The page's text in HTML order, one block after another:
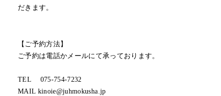
だきます。
【ご予約方法】
ご予約は電話かメールにて承っております。
TEL 075-754-7232
MAIL kinoie@juhmokusha.jp